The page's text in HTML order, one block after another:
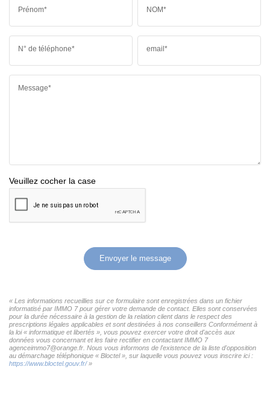
Prénom* NOM*
N° de téléphone* email*
Message*
Veuillez cocher la case
Envoyer le message
« Les informations recueillies sur ce formulaire sont enregistrées dans un fichier
informatisé par IMMO 7 pour gérer votre demande de contact. Elles sont conservées
pour la durée nécessaire à la gestion de la relation client dans le respect des
prescriptions légales applicables et sont destinées à nos conseillers Conformément à
la loi « informatique et libertés », vous pouvez exercer votre droit d'accès aux
données vous concernant et les faire rectifier en contactant IMMO 7
agenceimmo7@orange.fr. Nous vous informons de l'existence de la liste d'opposition
au démarchage téléphonique « Bloctel », sur laquelle vous pouvez vous inscrire ici :
https://www.bloctel.gouv.fr/»